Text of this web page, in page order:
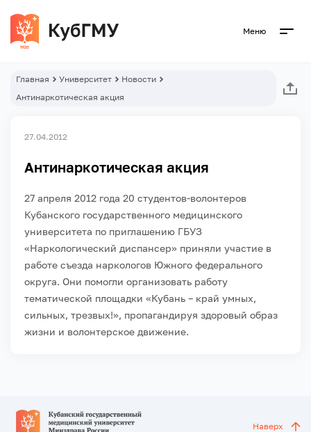
Меню
Главная Университет
Новости
Антинаркотическая акция
27.04.2012
Антинаркотическая акция
27 апреля 2012 года 20 студентов-волонтеров
Кубанского государственного медицинского
университета по приглашению ГБУЗ
«Наркологический диспансер» приняли участие в
работе съезда наркологов Южного федерального
округа. Они помогли организовать работу
тематической площадки «Кубань – край умных,
сильных, трезвых!», пропагандируя здоровый образ
жизни и волонтерское движение.
Наверх